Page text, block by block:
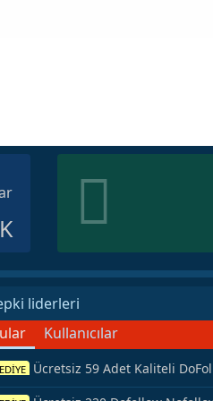
liderleri
Kullanıcılar
Ücretsiz 59 Adet Kaliteli
Kaynağı Veriyorum.